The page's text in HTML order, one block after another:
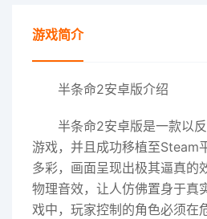
游戏简介
半条命2安卓版介绍
半条命2安卓版是一款以
游戏，并且成功移植至Steam
多彩，画面呈现出极其逼真的
物理音效，让人仿佛置身于真
戏中，玩家控制的角色必须在